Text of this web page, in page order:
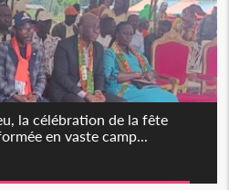
la célébration de la fête
en vaste camp...